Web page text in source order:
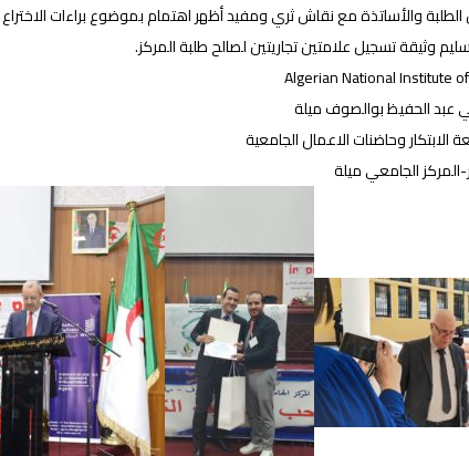
والأساتذة مع نقاش ثري ومفيد أظهر اهتمام بموضوع براءات الاختراع
وثيقة تسجيل علامتين تجاريتين لصالح طلبة المركز.
Algerian National Institute
عبد الحفيظ بوالصوف ميلة
الابتكار وحاضنات الاعمال الجامعية
المركز الجامعي ميلة